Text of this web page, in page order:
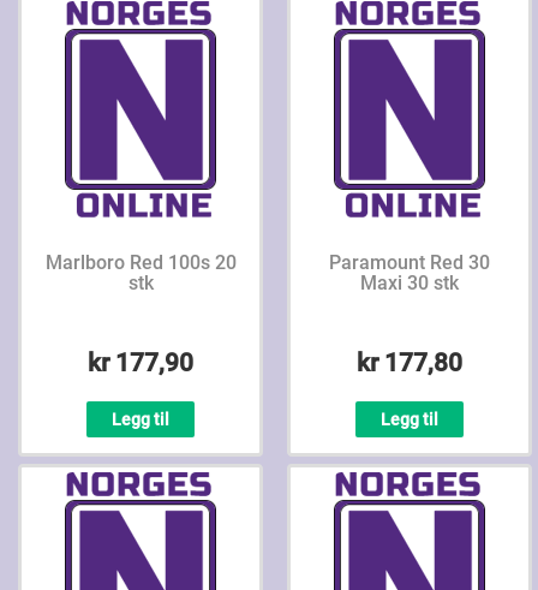
Marlboro Red 100s 20
stk
kr 177,90
Legg til
Paramount Red 30
Maxi 30 stk
kr 177,80
Legg til